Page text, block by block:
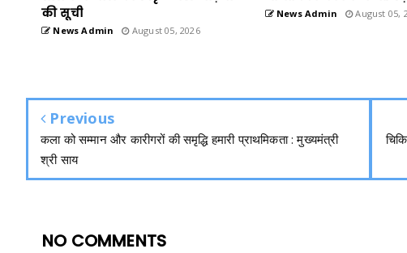
की सूची
News Admin August 05, 2026
News Admin August 05,
Previous
कला को सम्मान और कारीगरों की समृद्धि हमारी प्राथमिकता : मुख्यमंत्री
श्री साय
NO COMMENTS